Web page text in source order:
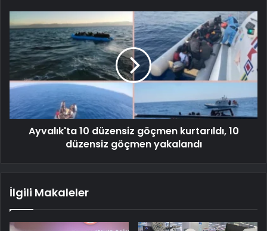
Ayvalık'ta 10 düzensiz göçmen kurtarıldı, 10
düzensiz göçmen yakalandı
İlgili Makaleler